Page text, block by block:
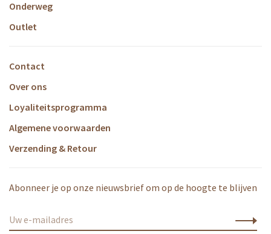
Onderweg
Outlet
Contact
Over ons
Loyaliteitsprogramma
Algemene voorwaarden
Verzending & Retour
Abonneer je op onze nieuwsbrief om op de hoogte te blijven